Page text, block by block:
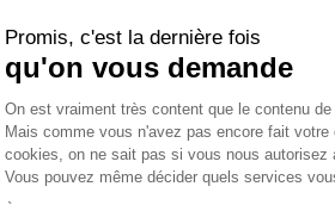
Promis, c'est la dernière fois
qu'on vous demande
Plateforme de Gestion
On est vraiment très content que le contenu
Mais comme vous n'avez pas encore fait votre
cookies, on ne sait pas si vous nous autorisez
Vous pouvez même décider quels services
en fibre naturelle tressée avec
Equipé d'une porte aménagée (avec
cuisineest conçu en bois et
d'une cuisine ouverte sur votre séjour
répondra à vos attentes. Pratique, il
dans votre réfrigérateur. Esthétique et
la collection HOVE.
de rangement cuisine
délai légal de rétractation.